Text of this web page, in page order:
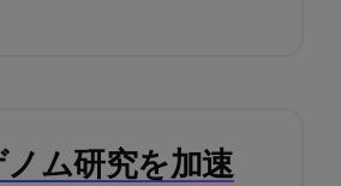
ム研究を加速